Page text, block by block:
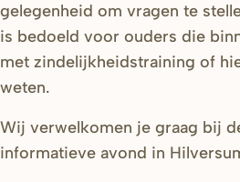
gelegenheid om vragen te
is bedoeld voor ouders die
met zindelijkheidstraining of
weten.
Wij verwelkomen je graag bij
informatieve avond in